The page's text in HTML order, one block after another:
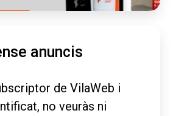
anuncis
de VilaWeb i
no veuràs ni